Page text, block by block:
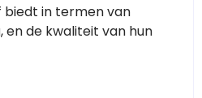
biedt in termen van
en de kwaliteit van hun